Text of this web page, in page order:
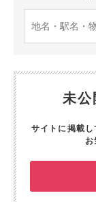
未公
サイトに掲載し
お